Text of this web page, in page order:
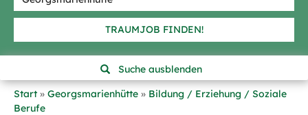
TRAUMJOB FINDEN!
Suche ausblenden
Start
Georgsmarienhütte
Bildung / Erziehung / Soziale
Berufe